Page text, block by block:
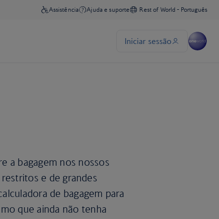
a bagagem nos nossos
e de grandes
de bagagem para
que ainda não tenha